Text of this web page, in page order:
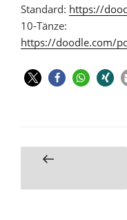
Standard: https://
10-Tänze:
https://doodle.com/